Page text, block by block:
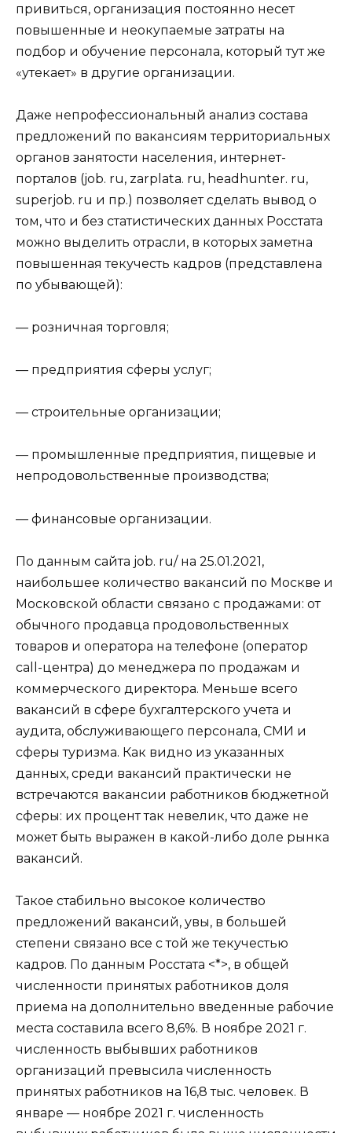
привиться, организация постоянно несет
повышенные и неокупаемые затраты на
подбор и обучение персонала, который тут же
«утекает» в другие организации.
Даже непрофессиональный анализ состава
предложений по вакансиям территориальных
органов занятости населения, интернет-
порталов (job. ru, zarplata. ru, headhunter. ru,
superjob. ru и пр.) позволяет сделать вывод о
том, что и без статистических данных Росстата
можно выделить отрасли, в которых заметна
повышенная текучесть кадров (представлена
по убывающей):
— розничная торговля;
— предприятия сферы услуг;
— строительные организации;
— промышленные предприятия, пищевые и
непродовольственные производства;
— финансовые организации.
По данным сайта job. ru/ на 25.01.2021,
наибольшее количество вакансий по Москве и
Московской области связано с продажами: от
обычного продавца продовольственных
товаров и оператора на телефоне (оператор
call-центра) до менеджера по продажам и
коммерческого директора. Меньше всего
вакансий в сфере бухгалтерского учета и
аудита, обслуживающего персонала, СМИ и
сферы туризма. Как видно из указанных
данных, среди вакансий практически не
встречаются вакансии работников бюджетной
сферы: их процент так невелик, что даже не
может быть выражен в какой-либо доле рынка
вакансий.
Такое стабильно высокое количество
предложений вакансий, увы, в большей
степени связано все с той же текучестью
кадров. По данным Росстата <*>, в общей
численности принятых работников доля
приема на дополнительно введенные рабочие
места составила всего 8,6%. В ноябре 2021 г.
численность выбывших работников
организаций превысила численность
принятых работников на 16,8 тыс. человек. В
январе — ноябре 2021 г. численность